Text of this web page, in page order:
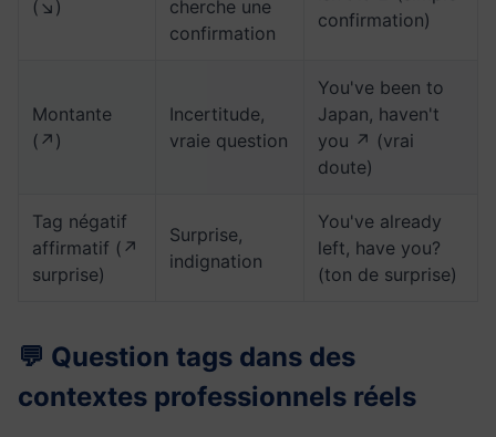
(↘)
cherche une
confirmation
confirmation)
Montante
(↗)
Incertitude,
vraie question
You've been to
Japan, haven't
you ↗ (vrai
doute)
Tag négatif
affirmatif (↗
surprise)
Surprise,
indignation
You've already
left, have you?
(ton de surprise)
💬 Question tags dans des
contextes professionnels réels